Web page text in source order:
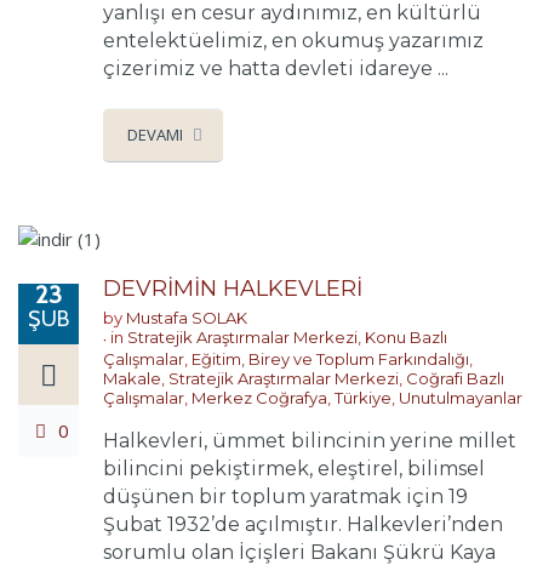
yanlışı en cesur aydınımız, en kültürlü
entelektüelimiz, en okumuş yazarımız
çizerimiz ve hatta devleti idareye ...
DEVAMI
23
ŞUB
0
DEVRİMİN HALKEVLERİ
by Mustafa SOLAK
in Stratejik Araştırmalar Merkezi Konu Bazlı
Çalışmalar Eğitim, Birey ve Toplum Farkındalığı
Makale Stratejik Araştırmalar Merkezi Coğrafi Bazlı
Çalışmalar Merkez Coğrafya ,Türkiye Unutulmayanlar
Halkevleri, ümmet bilincinin yerine millet
bilincini pekiştirmek, eleştirel, bilimsel
düşünen bir toplum yaratmak için 19
Şubat 1932’de açılmıştır. Halkevleri’nden
sorumlu olan İçişleri Bakanı Şükrü Kaya